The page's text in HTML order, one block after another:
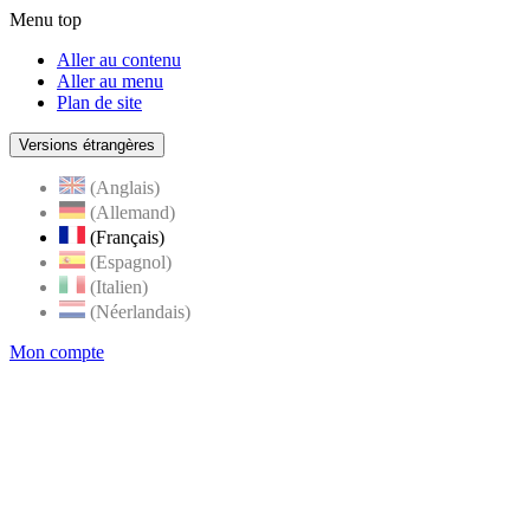
Menu top
Aller au contenu
Aller au menu
Plan de site
Versions étrangères
(Anglais)
(Allemand)
(Français)
(Espagnol)
(Italien)
(Néerlandais)
Mon compte